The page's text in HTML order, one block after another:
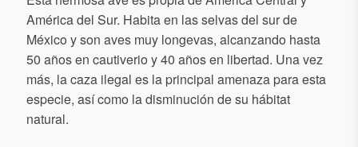
América del Sur. Habita en las selvas del sur de
México y son aves muy longevas, alcanzando hasta
50 años en cautiverio y 40 años en libertad. Una vez
más, la caza ilegal es la principal amenaza para esta
especie, así como la disminución de su hábitat
natural.